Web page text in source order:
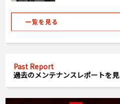
Past Report
過去のメンテナンスレポートを